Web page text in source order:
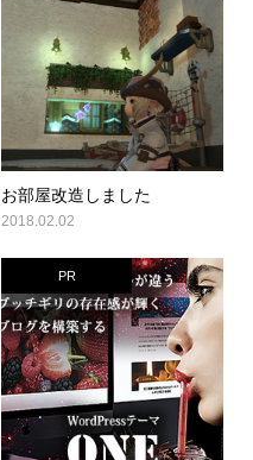
お部屋改造しました
2018.02.02
PR